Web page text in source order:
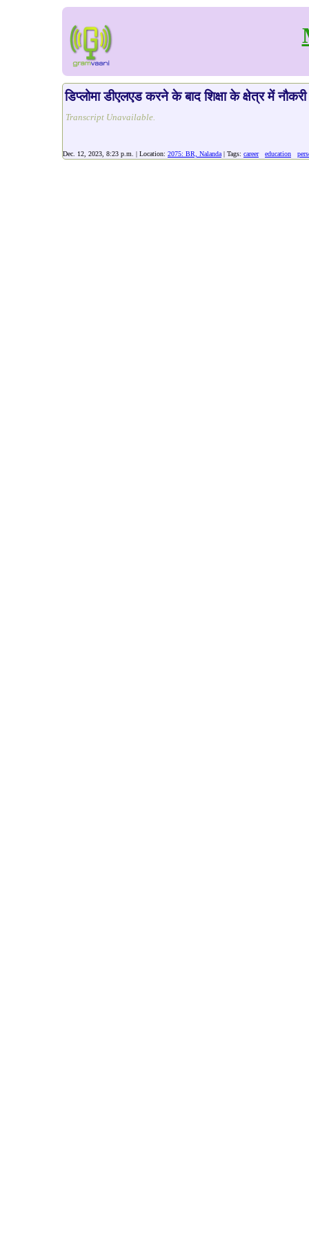
डिप्लोमा डीएलएड करने के बाद शिक्षा के क्षेत्र में
Transcript Unavailable.
Dec. 12, 2023, 8:23 p.m. | Location: 2075: BR, Nalanda | Tags: career education